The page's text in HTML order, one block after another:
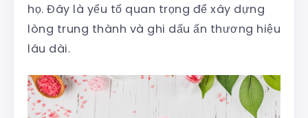
họ. Đây là yếu tố quan trọng để xây dựng
lòng trung thành và ghi dấu ấn thương hiệu
lâu dài.